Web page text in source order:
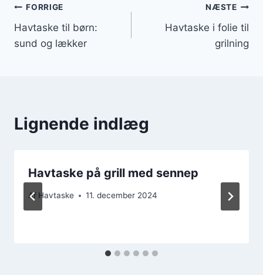
Indlægsnavigation
FORRIGE
Havtaske til børn:
sund og lækker
NÆSTE
Havtaske i folie til
grilning
Lignende indlæg
Havtaske på grill med sennep
Af Havtaske 11. december 2024